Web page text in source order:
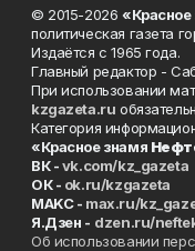
© 2015-2026
политическая газета
Издаётся с 1965 года.
Главный редактор -
При использовании
kzgazeta.ru
Категория
«Красное знамя
ВК -vk.com/kz_gazeta
ОК - ok.ru/kzgazeta
MAKC - max.ru/
Я.Дзен - dzen.ru/
Об использовании